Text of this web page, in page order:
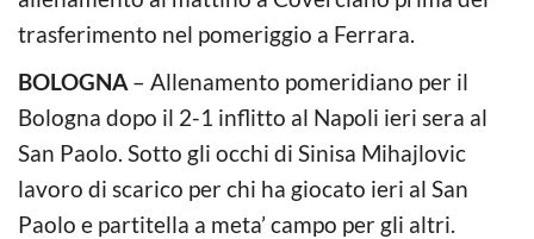
trasferimento nel pomeriggio a Ferrara.
BOLOGNA – Allenamento pomeridiano per il
Bologna dopo il 2-1 inflitto al Napoli ieri sera al
San Paolo. Sotto gli occhi di Sinisa Mihajlovic
lavoro di scarico per chi ha giocato ieri al San
Paolo e partitella a meta’ campo per gli altri.